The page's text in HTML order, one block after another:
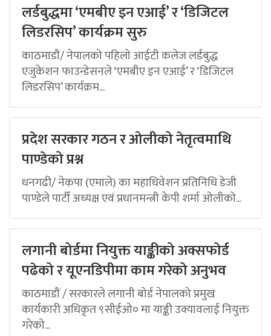
लर्डबुद्धमा ‘एमबीए इन एआई’ र ‘डिजिटल
लिडरसिप’ कार्यक्रम सुरु
काठमाडौं/ नेपालको पहिलो आईटी कलेज लर्डबुद्ध
एजुकेशन फाउन्डेसनले ‘एमबीए इन एआई’ र ‘डिजिटल
लिडरसिप’ कार्यक्रम...
प्रदेश सरकार गठन र ओलीको नेतृत्वमाथि
पाण्डेको प्रश्न
धनगढी/ नेकपा (एमाले) का महाधिवेशन प्रतिनिधि डेजी
पाण्डेले पार्टी अध्यक्ष एवं प्रधानमन्त्री केपी शर्मा ओलीको...
लगानी बोर्डमा नियुक्त याङ्कीको अक्सफोर्ड
पढेको र यूएनडिपीमा काम गरेको अनुभव
काठमाडौं / सरकारले लगानी बोर्ड नेपालको प्रमुख
कार्यकारी अधिकृत ९सीईओ० मा याङ्की उक्यावलाई नियुक्त
गरेको...